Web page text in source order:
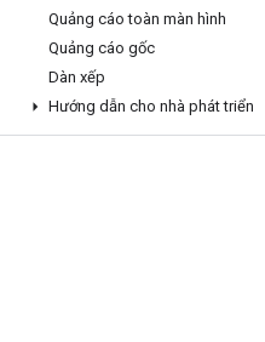
Quảng cáo toàn màn hình
Quảng cáo gốc
Dàn xếp
Hướng dẫn cho nhà phát triển